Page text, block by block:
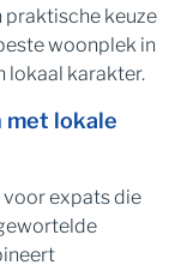
praktische keuze
woonplek in
lokaal karakter.
met lokale
voor expats die